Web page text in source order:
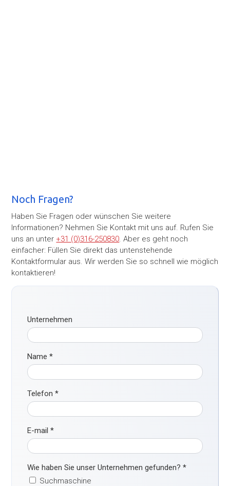
Noch Fragen?
Haben Sie Fragen oder wünschen Sie weitere
Informationen? Nehmen Sie Kontakt mit uns auf. Rufen Sie
uns an unter +31 (0)316-250830. Aber es geht noch
einfacher: Füllen Sie direkt das untenstehende
Kontaktformular aus. Wir werden Sie so schnell wie möglich
kontaktieren!
Unternehmen
Name*
Telefon*
E-mail*
Wie haben Sie unser Unternehmen gefunden?*
Suchmaschine